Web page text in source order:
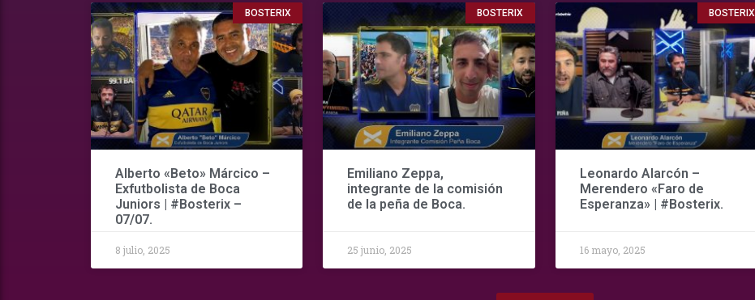
BOSTERIX
Alberto «Beto» Márcico –
Exfutbolista de Boca
Juniors | #Bosterix –
07/07.
8 julio, 2025
BOSTERIX
Emiliano Zeppa,
integrante de la comisión
de la peña de Boca.
25 junio, 2025
BOSTERIX
Leonardo Alarcón –
Merendero «Faro de
Esperanza» | #Bosterix.
16 mayo, 2025